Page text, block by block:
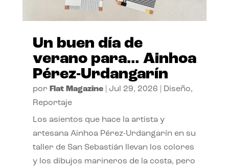
Un buen día de
verano para… Ainhoa
Pérez-Urdangarín
por Flat Magazine| Jul 29, 2026 Diseño,
Reportaje
Los asientos que hace la artista y
artesana Ainhoa Pérez-Urdangarín en su
taller de San Sebastián llevan los colores
y los dibujos marineros de la costa, pero